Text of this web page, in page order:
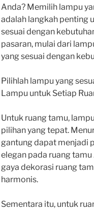
Anda? Memilih lampu
adalah langkah penting
sesuai dengan
pasaran, mulai dari
yang sesuai dengan
Pilihlah lampu yang
Lampu untuk Setiap
Untuk ruang tamu,
pilihan yang tepat.
gantung dapat menjadi
elegan pada ruang tamu
gaya dekorasi ruang
harmonis.
Sementara itu, untuk